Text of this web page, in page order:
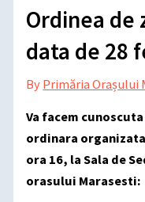
Ordinea de
data de 28
By Primăria Orașului
Va facem
ordinara
ora 16, la Sala de
orasului Marasesti: